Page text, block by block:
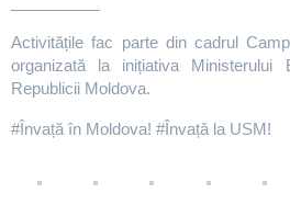
Activitățile fac parte din cadrul
organizată la inițiativa Ministerului
Republicii Moldova.
#Învață în Moldova! #Învață la USM!